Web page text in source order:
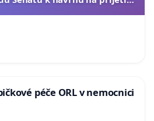
péče ORL v nemocnici